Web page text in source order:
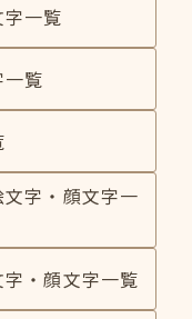
一覧
覧
字・顔文字一
・顔文字一覧